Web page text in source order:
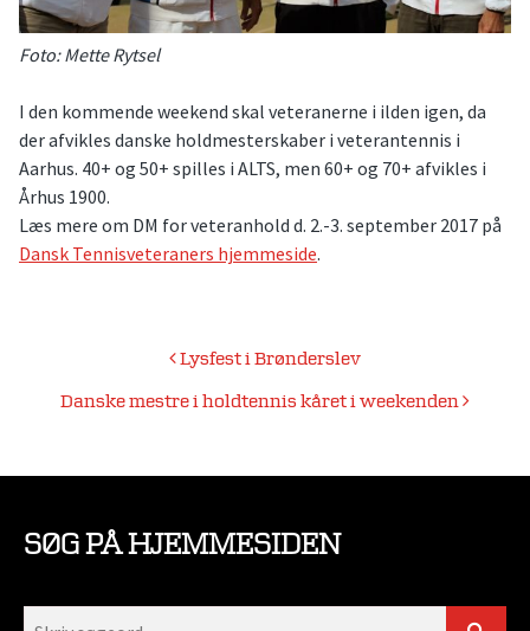
Foto: Mette Rytsel
I den kommende weekend skal veteranerne i ilden igen, da
der afvikles danske holdmesterskaber i veterantennis i
Aarhus. 40+ og 50+ spilles i ALTS, men 60+ og 70+ afvikles i
Århus 1900.
Læs mere om DM for veteranhold d. 2.-3. september 2017 på
Dansk Tennisveteraners hjemmeside.
IndlægsnavigationLysfest i Brønderslev
Danske mestre i holdtennis kåret i weekenden
SØG PÅ HJEMMESIDEN